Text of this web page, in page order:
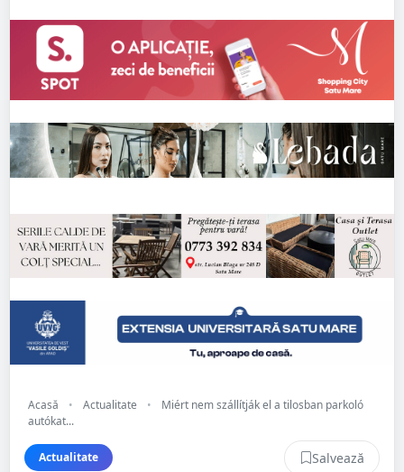
Acasă • Actualitate •
Miért nem szállítják el a tilosban parkoló
autókat...
Actualitate Salvează